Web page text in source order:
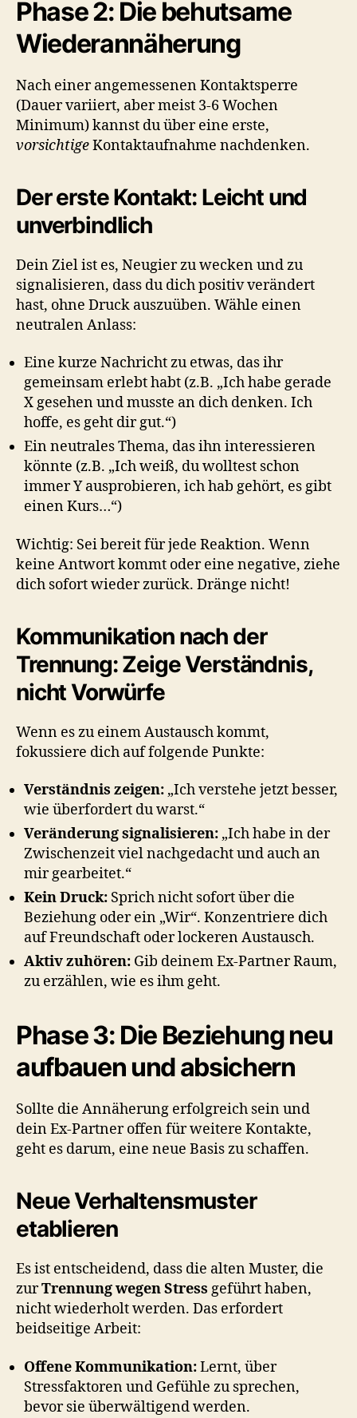
Phase 2: Die behutsame
Wiederannäherung
Nach einer angemessenen Kontaktsperre
(Dauer variiert, aber meist 3-6 Wochen
Minimum) kannst du über eine erste,
vorsichtigeKontaktaufnahme nachdenken.
Der erste Kontakt: Leicht und
unverbindlich
Dein Ziel ist es, Neugier zu wecken und zu
signalisieren, dass du dich positiv verändert
hast, ohne Druck auszuüben. Wähle einen
neutralen Anlass:
Eine kurze Nachricht zu etwas, das ihr
gemeinsam erlebt habt (z.B. „Ich habe gerade
X gesehen und musste an dich denken. Ich
hoffe, es geht dir gut.“)
Ein neutrales Thema, das ihn interessieren
könnte (z.B. „Ich weiß, du wolltest schon
immer Y ausprobieren, ich hab gehört, es gibt
einen Kurs…“)
Wichtig: Sei bereit für jede Reaktion. Wenn
keine Antwort kommt oder eine negative, ziehe
dich sofort wieder zurück. Dränge nicht!
Kommunikation nach der
Trennung: Zeige Verständnis,
nicht Vorwürfe
Wenn es zu einem Austausch kommt,
fokussiere dich auf folgende Punkte:
Verständnis zeigen: „Ich verstehe jetzt besser,
wie überfordert du warst.“
Veränderung signalisieren: „Ich habe in der
Zwischenzeit viel nachgedacht und auch an
mir gearbeitet.“
Kein Druck: Sprich nicht sofort über die
Beziehung oder ein „Wir“. Konzentriere dich
auf Freundschaft oder lockeren Austausch.
Aktiv zuhören: Gib deinem Ex-Partner Raum,
zu erzählen, wie es ihm geht.
Phase 3: Die Beziehung neu
aufbauen und absichern
Sollte die Annäherung erfolgreich sein und
dein Ex-Partner offen für weitere Kontakte,
geht es darum, eine neue Basis zu schaffen.
Neue Verhaltensmuster
etablieren
Es ist entscheidend, dass die alten Muster, die
zurTrennung wegen Stress geführt haben,
nicht wiederholt werden. Das erfordert
beidseitige Arbeit:
Offene Kommunikation:Lernt, über
Stressfaktoren und Gefühle zu sprechen,
bevor sie überwältigend werden.